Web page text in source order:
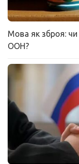
Мова як зброя: чи
ООН?